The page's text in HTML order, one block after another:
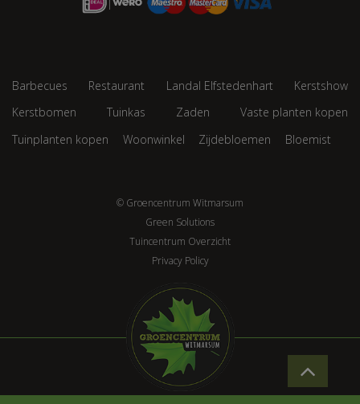
Barbecues Restaurant Landal Elfstedenhart
Kerstshow
Kerstbomen
Tuinkas Zaden
Vaste planten kopen
Tuinplanten kopen
Woonwinkel Zijdebloemen Bloemist
© Groencentrum Witmarsum
Green Solutions
Tuincentrum Overzicht
Privacy Policy